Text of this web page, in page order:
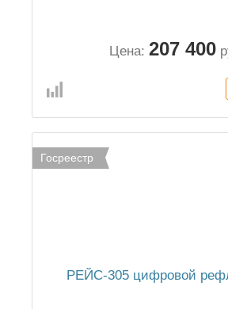
Цена: 207 400
Госреестр
РЕЙС-305 цифровой